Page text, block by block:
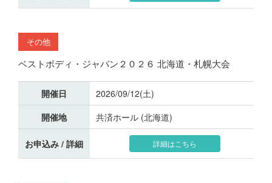
その他
ベストボディ・ジャパン２０２６ 北海道・札幌大会
開催日
2026/09/12(土)
開催地
共済ホール (北海道)
お申込み / 詳細 詳細はこちら